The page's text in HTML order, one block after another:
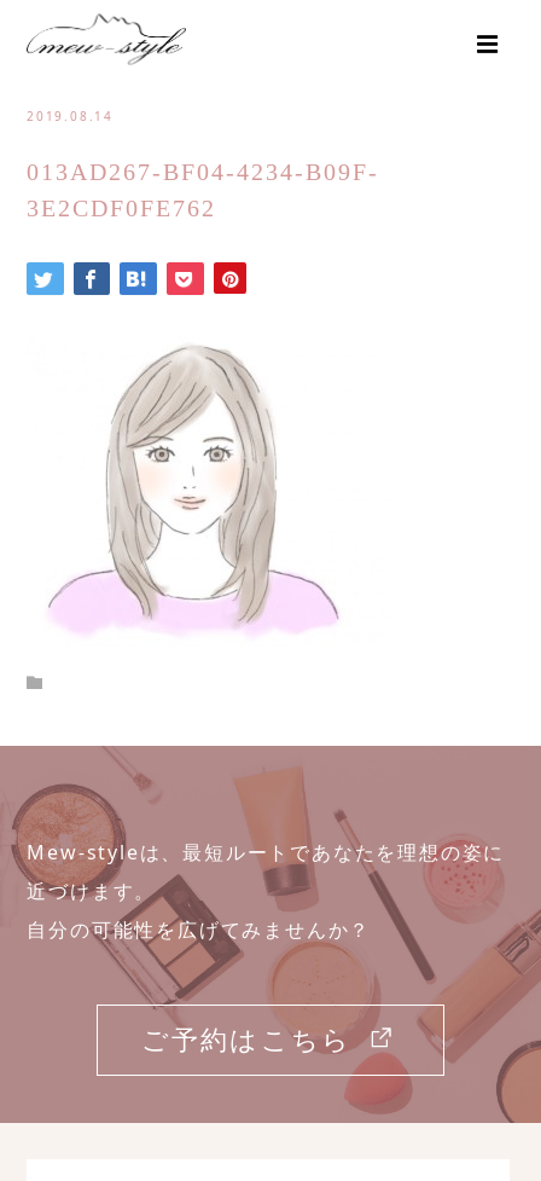
2019.08.14
013AD267-BF04-4234-B09F-
3E2CDF0FE762
Mew-styleは、最短ルートであなたを理想の姿に
近づけます。
自分の可能性を広げてみませんか？
ご予約はこちら